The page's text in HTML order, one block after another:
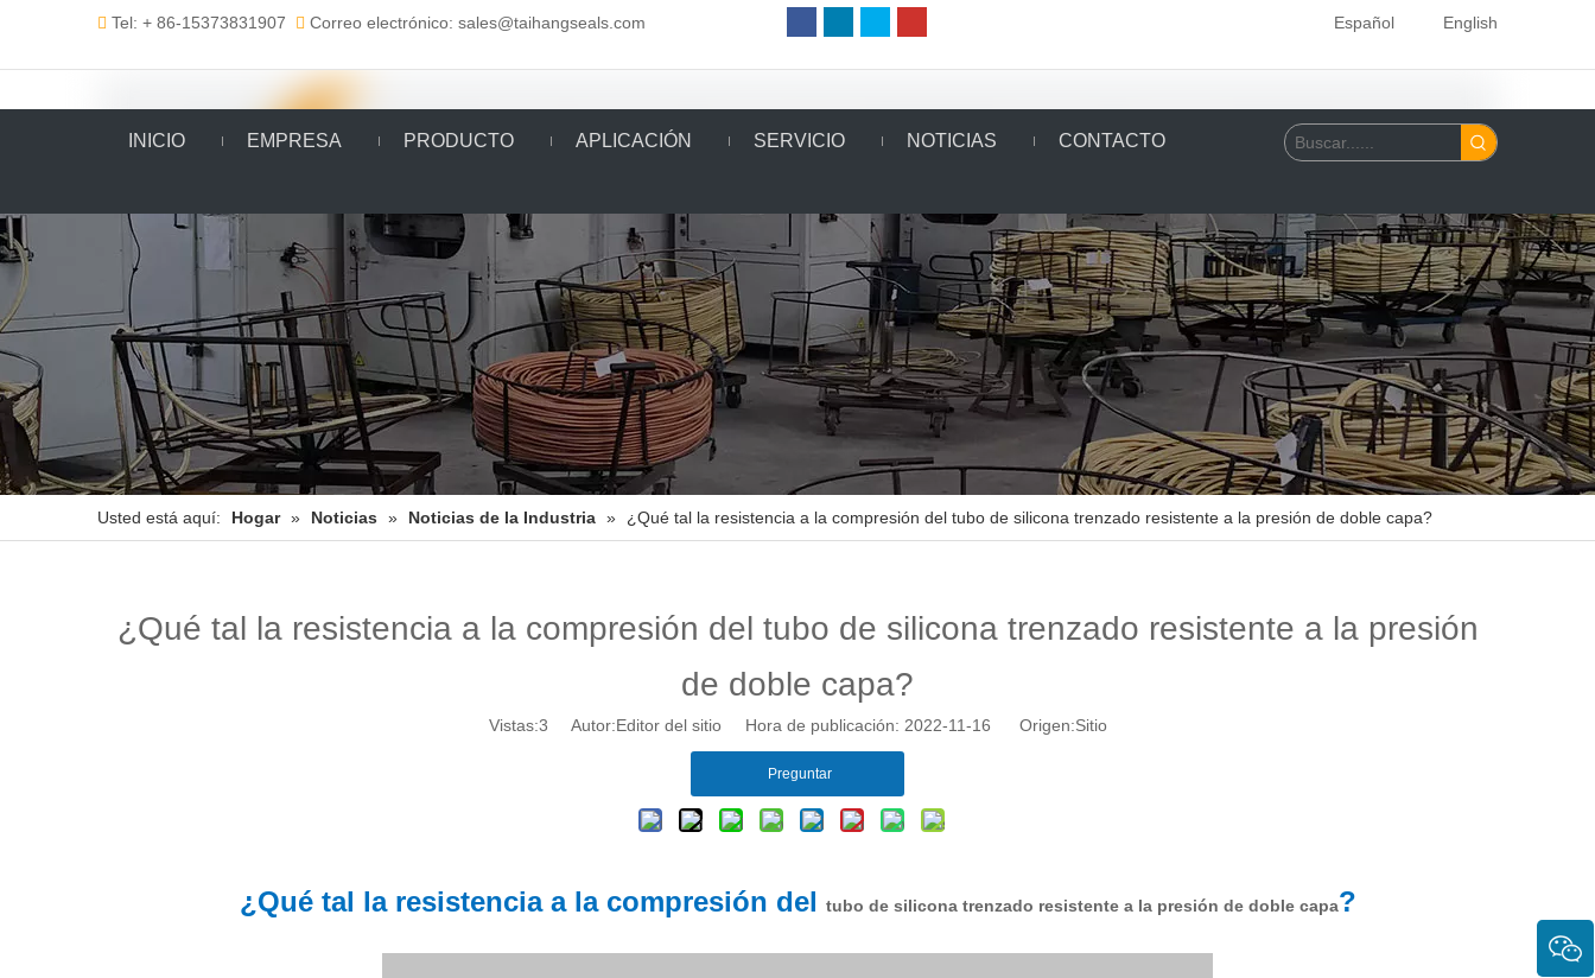
 Tel: + 86-15373831907  Correo electrónico: sales@taihangseals.com Español English
INICIO EMPRESA PRODUCTO APLICACIÓN SERVICIO NOTICIAS CONTACTO
Usted está aquí: Hogar » Noticias » Noticias de la Industria » ¿Qué tal la resistencia a la compresión del tubo de silicona trenzado resistente a la presión de doble capa?
¿Qué tal la resistencia a la compresión del tubo de silicona trenzado resistente a la presión
de doble capa?
Vistas:3 Autor:Editor del sitio Hora de publicación: 2022-11-16 Origen:Sitio
Preguntar
¿Qué tal la resistencia a la compresión del tubo de silicona trenzado resistente a la presión de doble capa?